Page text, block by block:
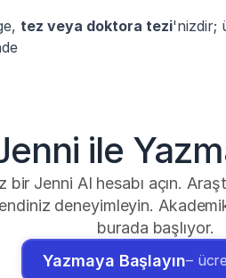
tez veya doktora tezi'nizdir;
ile
bir Jenni AI hesabı açın.
deneyimleyin.
burada başlıyor.
Yazmaya Başlayın–